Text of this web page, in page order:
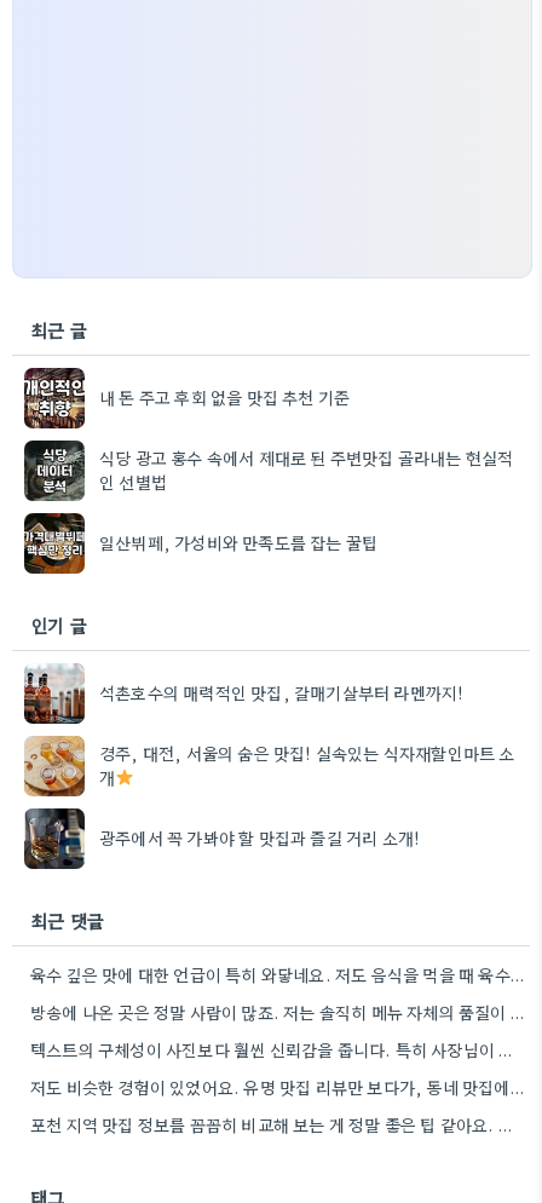
최근 글
내 돈 주고 후회 없을 맛집 추천 기준
식당 광고 홍수 속에서 제대로 된 주변맛집 골라내는 현실적
인 선별법
일산뷔페, 가성비와 만족도를 잡는 꿀팁
인기 글
석촌호수의 매력적인 맛집, 갈매기살부터 라멘까지!
경주, 대전, 서울의 숨은 맛집! 실속있는 식자재할인마트 소
개
광주에서 꼭 가봐야 할 맛집과 즐길 거리 소개!
최근 댓글
육수 깊은 맛에 대한 언급이 특히 와닿네요. 저도 음식을 먹을 때 육수의 깊은 맛을 중요하게…
방송에 나온 곳은 정말 사람이 많죠. 저는 솔직히 메뉴 자체의 품질이 더 중요하다고 생각해요.
텍스트의 구체성이 사진보다 훨씬 신뢰감을 줍니다. 특히 사장님이 직접 요리하는 곳을 찾는 게 좋은 전략인…
저도 비슷한 경험이 있었어요. 유명 맛집 리뷰만 보다가, 동네 맛집에서 훨씬 더 맛있는 음식을 먹고…
포천 지역 맛집 정보를 꼼꼼히 비교해 보는 게 정말 좋은 팁 같아요. 특히 커뮤니티 언급…
태그